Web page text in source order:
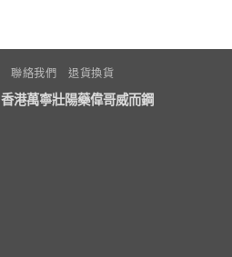
聯絡我們 退貨換貨
香港萬寧壯陽藥偉哥威而鋼